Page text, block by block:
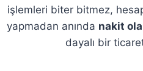
işlemleri biter bitmez,
yapmadan anında nakit
dayalı bir